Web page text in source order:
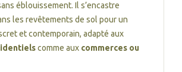
éblouissement. Il s’encastre
les revêtements de sol pour un
et contemporain, adapté aux
comme aux commerces ou